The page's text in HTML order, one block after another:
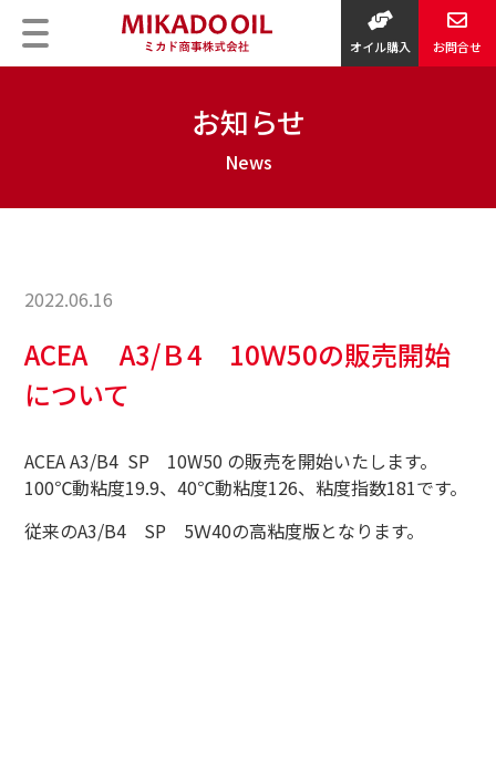
オイル購入 お問合せ
お知らせ
2022.06.16
ACEA A3/Ｂ4 10Ｗ50の販売開始
について
ACEA A3/B4 SP 10W50 の販売を開始いたします。
100℃動粘度19.9、40℃動粘度126、粘度指数181です。
従来のA3/B4 SP 5Ｗ40の高粘度版となります。